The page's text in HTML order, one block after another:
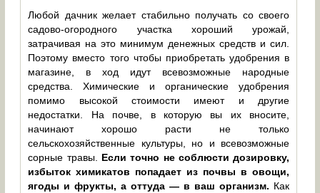
Любой дачник желает стабильно получать со своего
садово-огородного участка хороший урожай,
затрачивая на это минимум денежных средств и сил.
Поэтому вместо того чтобы приобретать удобрения в
магазине, в ход идут всевозможные народные
средства. Химические и органические удобрения
помимо высокой стоимости имеют и другие
недостатки. На почве, в которую вы их вносите,
начинают хорошо расти не только
сельскохозяйственные культуры, но и всевозможные
сорные травы.
Если точно не соблюсти дозировку,
избыток химикатов попадает из почвы в овощи,
ягоды и фрукты, а оттуда — в ваш организм. Как